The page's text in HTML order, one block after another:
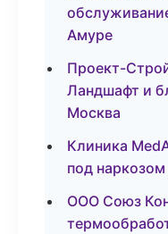
Амуре
Проект-
Ландшафт и
Москва
Клиника
под
ООО Союз